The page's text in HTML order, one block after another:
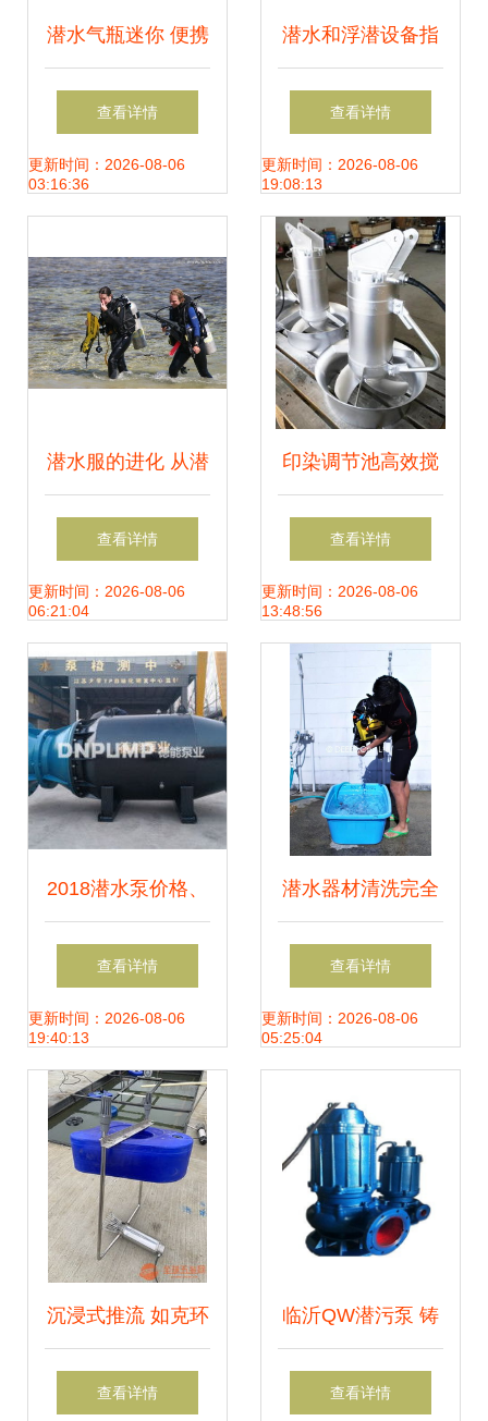
潜水气瓶迷你 便携
潜水装备的价格与
选购指南
查看详情
更新时间：2026-08-06
03:16:36
潜水和浮潜设备指
南信息图 从基础到
进阶的视觉解析
查看详情
更新时间：2026-08-06
19:08:13
潜水服的进化 从潜
水设备到水中探索
的关键工具
查看详情
更新时间：2026-08-06
06:21:04
印染调节池高效搅
拌利器 QJB3/8-
400潜水搅拌机直
销价格解析
查看详情
更新时间：2026-08-06
13:48:56
2018潜水泵价格、
报价带你看清市场
竞争全景 记机械网
第79页潜水设备专
页
查看详情
更新时间：2026-08-06
19:40:13
潜水器材清洗完全
图解 从装备到保养
的全方位指南
查看详情
更新时间：2026-08-06
05:25:04
沉浸式推流 如克环
保TLB系列曝气
查看详情
临沂QW潜污泵 铸
铁坚固，潜水高效
查看详情